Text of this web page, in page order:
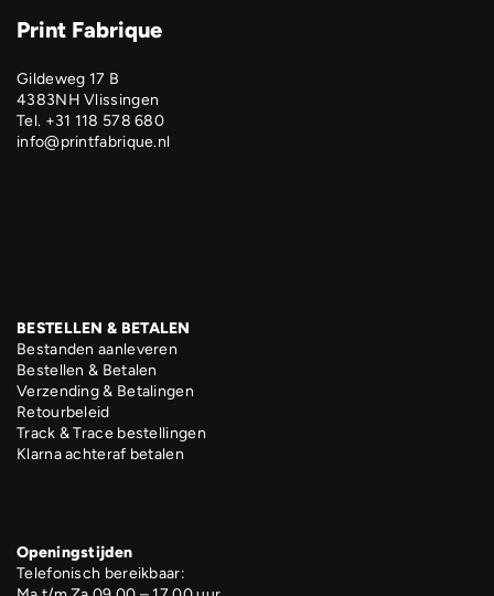
Print Fabrique
Gildeweg 17 B
4383NH Vlissingen
Tel. +31 118 578 680
info@printfabrique.nl
BESTELLEN & BETALEN
Bestanden aanleveren
Bestellen & Betalen
Verzending & Betalingen
Retourbeleid
Track & Trace bestellingen
Klarna achteraf betalen
Openingstijden
Telefonisch bereikbaar: